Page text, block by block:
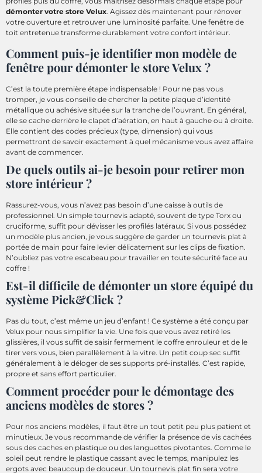
démonter votre store Velux. Agissez dès maintenant pour rénover
votre ouverture et retrouver une luminosité parfaite. Une fenêtre de
toit entretenue transforme durablement votre confort intérieur.
Comment puis-je identifier mon modèle de
fenêtre pour démonter le store Velux ?
C’est la toute première étape indispensable ! Pour ne pas vous
tromper, je vous conseille de chercher la petite plaque d’identité
métallique ou adhésive située sur la tranche de l’ouvrant. En général,
elle se cache derrière le clapet d’aération, en haut à gauche ou à droite.
Elle contient des codes précieux (type, dimension) qui vous
permettront de savoir exactement à quel mécanisme vous avez affaire
avant de commencer.
De quels outils ai-je besoin pour retirer mon
store intérieur ?
Rassurez-vous, vous n’avez pas besoin d’une caisse à outils de
professionnel. Un simple tournevis adapté, souvent de type Torx ou
cruciforme, suffit pour dévisser les profilés latéraux. Si vous possédez
un modèle plus ancien, je vous suggère de garder un tournevis plat à
portée de main pour faire levier délicatement sur les clips de fixation.
N’oubliez pas votre escabeau pour travailler en toute sécurité face au
coffre !
Est-il difficile de démonter un store équipé du
système Pick&Click ?
Pas du tout, c’est même un jeu d’enfant ! Ce système a été conçu par
Velux pour nous simplifier la vie. Une fois que vous avez retiré les
glissières, il vous suffit de saisir fermement le coffre enrouleur et de le
tirer vers vous, bien parallèlement à la vitre. Un petit coup sec suffit
généralement à le déloger de ses supports pré-installés. C’est rapide,
propre et sans effort particulier.
Comment procéder pour le démontage des
anciens modèles de stores ?
Pour nos anciens modèles, il faut être un tout petit peu plus patient et
minutieux. Je vous recommande de vérifier la présence de vis cachées
sous des caches en plastique ou des languettes pivotantes. Comme le
soleil peut rendre le plastique cassant avec le temps, manipulez les
ergots avec beaucoup de douceur. Un tournevis plat fin sera votre